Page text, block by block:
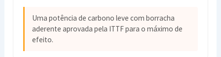
Uma potência de carbono leve com borracha
aderente aprovada pela ITTF para o máximo de
efeito.